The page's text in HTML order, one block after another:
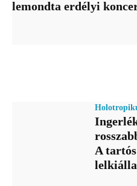
lemondta erdélyi
A